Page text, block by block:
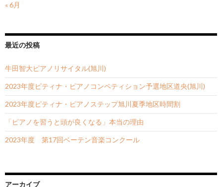
« 6月
最近の投稿
牛田智大ピアノリサイタル(旭川)
2023年度ピティナ・ピアノコンペティション予選地区道央(旭川)
2023年度ピティナ・ピアノステップ旭川夏季地区時間割
「ピアノを習うと頭が良くなる」本当の理由
2023年度 第17回ベーテン音楽コンクール
アーカイブ